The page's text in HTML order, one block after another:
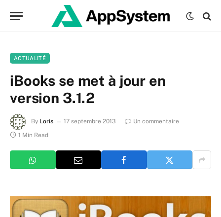
ACTUALITÉ
iBooks se met à jour en
version 3.1.2
By Loris 17 septembre 2013
Un commentaire
1 Min Read